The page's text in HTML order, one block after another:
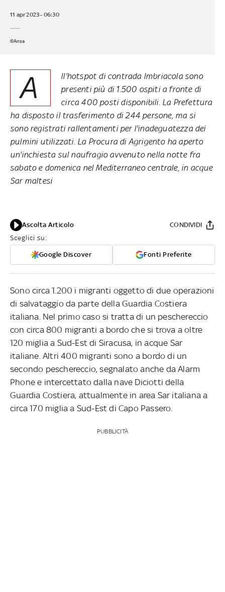
11 apr 2023 - 06:30
©Ansa
A
ll'hotspot di contrada Imbriacola sono
presenti più di 1.500 ospiti a fronte di
circa 400 posti disponibili. La Prefettura
ha disposto il trasferimento di 244 persone, ma si
sono registrati rallentamenti per l'inadeguatezza dei
pulmini utilizzati. La Procura di Agrigento ha aperto
un'inchiesta sul naufragio avvenuto nella notte fra
sabato e domenica nel Mediterraneo centrale, in acque
Sar maltesi
Ascolta Articolo
Sceglici su:
Google Discover Fonti Preferite
CONDIVIDI
Sono circa 1.200 i migranti oggetto di due operazioni
di salvataggio da parte della Guardia Costiera
italiana. Nel primo caso si tratta di un peschereccio
con circa 800 migranti a bordo che si trova a oltre
120 miglia a Sud-Est di Siracusa, in acque Sar
italiane. Altri 400 migranti sono a bordo di un
secondo peschereccio, segnalato anche da Alarm
Phone e intercettato dalla nave Diciotti della
Guardia Costiera, attualmente in area Sar italiana a
circa 170 miglia a Sud-Est di Capo Passero.
PUBBLICITÀ